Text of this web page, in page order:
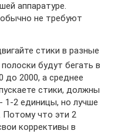
аппаратуре.
не требуют
стики в разные
будут бегать в
до 2000, а среднее
стики, должны
1-2 единицы, но лучше
что эти 2
коррективы в